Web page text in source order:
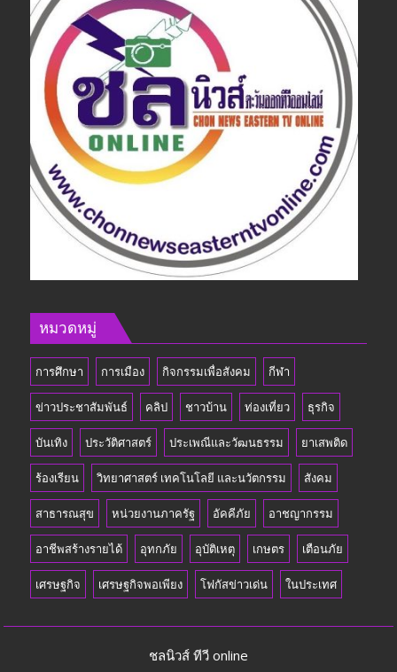
หมวดหมู่
การศึกษา การเมือง กิจกรรมเพื่อสังคม กีฬา
ข่าวประชาสัมพันธ์ คลิป ชาวบ้าน ท่องเที่ยว ธุรกิจ
บันเทิง ประวัติศาสตร์ ประเพณีและวัฒนธรรม ยาเสพติด
ร้องเรียน วิทยาศาสตร์ เทคโนโลยี และนวัตกรรม สังคม
สาธารณสุข หน่วยงานภาครัฐ อัคคีภัย อาชญากรรม
อาชีพสร้างรายได้ อุทกภัย อุบัติเหตุ เกษตร เตือนภัย
เศรษฐกิจ เศรษฐกิจพอเพียง โฟกัสข่าวเด่น ในประเทศ
ชลนิวส์ ทีวี online